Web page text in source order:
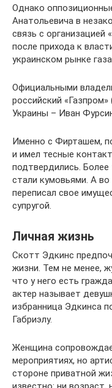
Однако
Анатольевича в
связь с организацией
после прихода к
украинском рынке
Официальными
российский
Украины – Иван
Именно с Фирташем,
и имел тесные
подтвердились.
стали кумовьями. А
переписал свое
супругой.
Личная жизнь
Скотт Эдкинс
жизни. Тем не менее,
что у него есть
актер называет
избранница Эдкинса
Габриэлу.
Женщина
мероприятиях, но
стороне приватной